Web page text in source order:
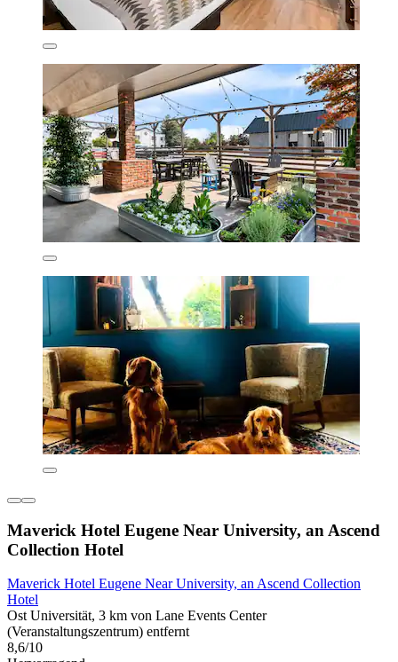
Maverick Hotel Eugene Near University, an Ascend
Collection Hotel
Maverick Hotel Eugene Near University, an Ascend Collection
Hotel
Ost Universität, 3 km von Lane Events Center
(Veranstaltungszentrum) entfernt
8,6/10